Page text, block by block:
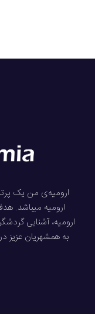
ارومیه‌ی من یک
ارومیه میباشد.
ارومیه، آشنایی
به همشهریان عزیز